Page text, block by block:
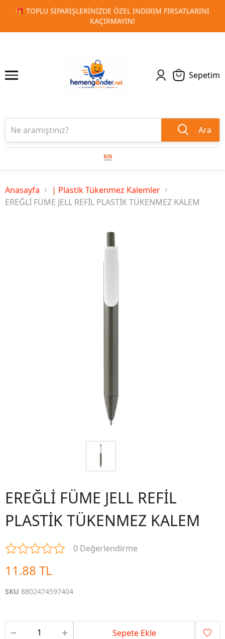
🚀 KURUMSAL PROMOSYON VE MATBAA
1 2
Sepetim
Ara
Anasayfa
| Plastik Tükenmez Kalemler
EREĞLİ FÜME JELL REFİL PLASTİK TÜKENMEZ KALEM
EREĞLİ FÜME JELL REFİL
PLASTİK TÜKENMEZ KALEM
0 Değerlendirme
11.88 TL
SKU 8802474597404
Sepete Ekle